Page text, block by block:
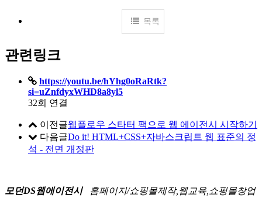
목록
관련링크
https://youtu.be/hYhg0oRaRtk?
si=uZnfdyxWHD8a8yl5
32회 연결
이전글웹플로우 스타터 팩으로 웹 에이전시 시작하기
다음글Do it! HTML+CSS+자바스크립트 웹 표준의 정
석 - 전면 개정판
모던DS웹에이전시홈페이지/쇼핑몰제작,웹교육,쇼핑몰창업